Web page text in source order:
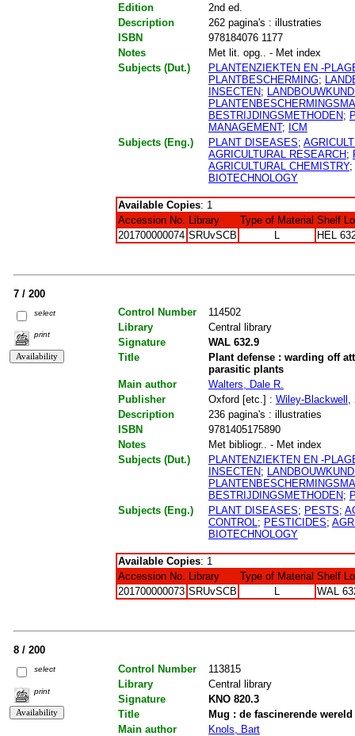
Edition
2nd ed.
Description
262 pagina's : illustraties
ISBN
978184076 1177
Notes
Met lit. opg.. - Met index
Subjects (Dut.)
PLANTENZIEKTEN EN -
PLANTBESCHERMING;
INSECTEN;
BESTRIJDINGSMETHODEN;
MANAGEMENT; ICM
Subjects (Eng.)
PLANT DISEASES;
AGRICULTURAL RESEARCH;
AGRICULTURAL CHEMISTRY;
BIOTECHNOLOGY
Available Copies: 1
Accession No. Library Type of Material Shelf
201700000074 SRUvSCB L HEL
7 / 200
select
print
Control Number
114502
Library
Central library
Signature
WAL 632.9
Title
Plant defense : warding off
parasitic plants
Main author
Walters, Dale R.
Publisher
Oxford [etc.] : Wiley-Blackwell ,
Description
236 pagina's : illustraties
ISBN
9781405175890
Notes
Met bibliogr.. - Met index
Subjects (Dut.)
PLANTENZIEKTEN EN -
INSECTEN;
BESTRIJDINGSMETHODEN;
Subjects (Eng.)
PLANT DISEASES; PESTS;
CONTROL; PESTICIDES;
BIOTECHNOLOGY
Available Copies: 1
Accession No. Library Type of Material Shelf
201700000073 SRUvSCB L WAL
8 / 200
select
print
Control Number
113815
Library
Central library
Signature
KNO 820.3
Title
Mug : de fascinerende
Main author
Knols, Bart